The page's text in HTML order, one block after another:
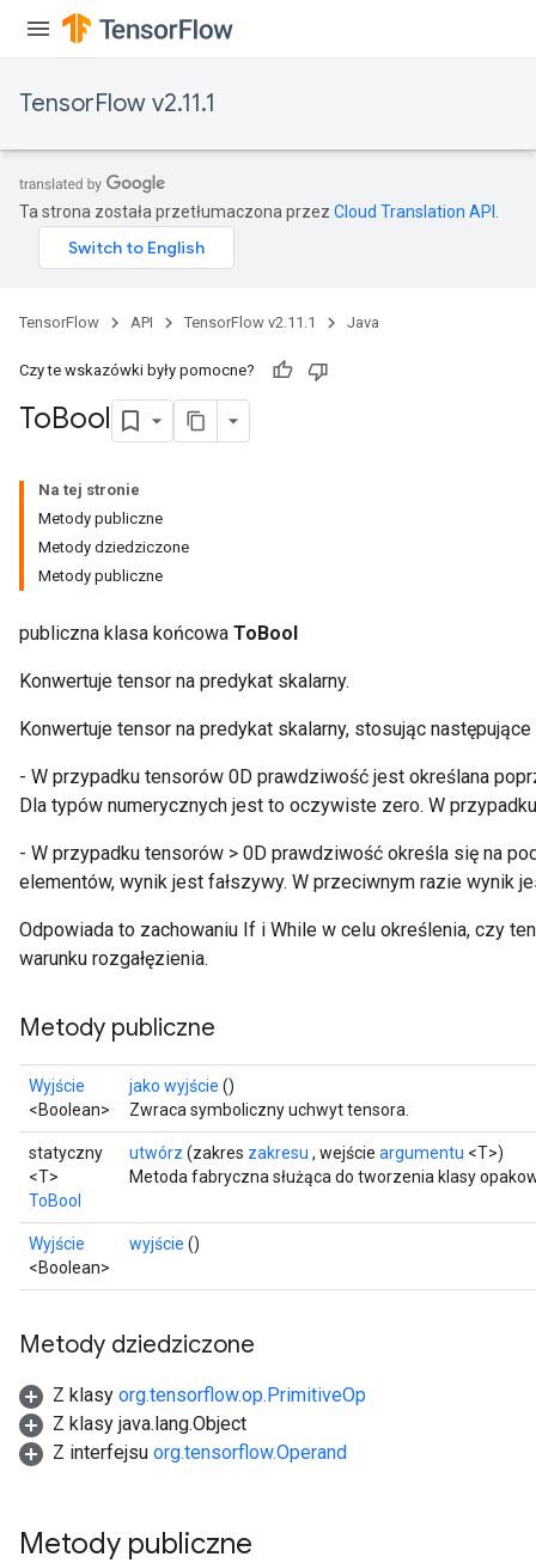
TensorFlow v2.11.1
Ta strona została przetłumaczona przez Cloud Translation API
TensorFlow API TensorFlow v2.11.1 Java
Czy te wskazówki były pomocne?
ToBool
Na tej stronie
Metody publiczne
Metody dziedziczone
Metody publiczne
publiczna klasa końcowa ToBool
Konwertuje tensor na predykat skalarny.
Konwertuje tensor na predykat skalarny, stosując
- W przypadku tensorów 0D prawdziwość jest określana
Dla typów numerycznych jest to oczywiste zero. W
- W przypadku tensorów > 0D prawdziwość określa się na
elementów, wynik jest fałszywy. W przeciwnym razie wynik
Odpowiada to zachowaniu If i While w celu określenia, czy
warunku rozgałęzienia.
Metody publiczne
Wyjście
<Boolean>
jako wyjście ()
Zwraca symboliczny uchwyt tensora.
statyczny
<T>
ToBool
utwórz (zakres zakresu , wejście argumentu <T>)
Metoda fabryczna służąca do tworzenia klasy
Wyjście
<Boolean>
wyjście ()
Metody dziedziczone
Z klasy org.tensorflow.op.PrimitiveOp
Z klasy java.lang.Object
Z interfejsu org.tensorflow.Operand
Metody publiczne